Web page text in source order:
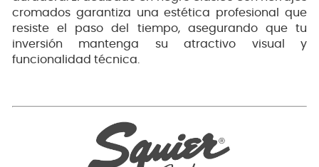
cromados garantiza una estética profesional que
resiste el paso del tiempo, asegurando que tu
inversión mantenga su atractivo visual y
funcionalidad técnica.